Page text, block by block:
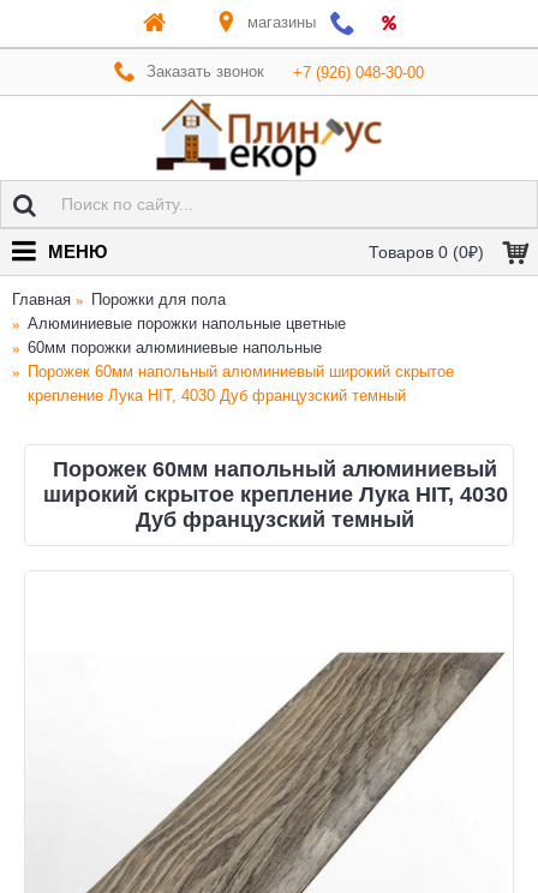
магазины
Заказать звонок +7 (926) 048-30-00
Товаров 0 (0₽)
МЕНЮ
Главная
Порожки для пола
Алюминиевые порожки напольные цветные
60мм порожки алюминиевые напольные
Порожек 60мм напольный алюминиевый широкий скрытое
крепление Лука HIT, 4030 Дуб французский темный
Порожек 60мм напольный алюминиевый
широкий скрытое крепление Лука HIT, 4030
Дуб французский темный